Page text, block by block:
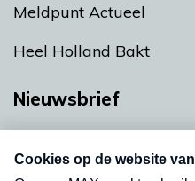
Meldpunt Actueel
Heel Holland Bakt
Nieuwsbrief
nieuwsbrief. Elke